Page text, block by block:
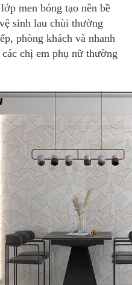
men bóng tạo nên bề
sinh lau chùi thường
phòng khách và nhanh
chị em phụ nữ thường